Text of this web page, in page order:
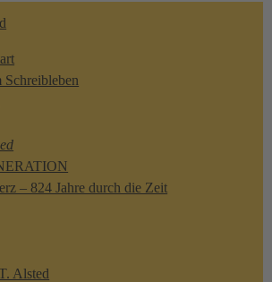
Schreibleben
– 824 Jahre durch die Zeit
Alsted